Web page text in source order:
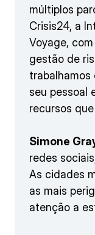
múltiplos
Crisis24, a
Voyage,
gestão de
trabalhamos
seu pessoal
recursos
Simone
redes
As cidades
as mais
atenção a